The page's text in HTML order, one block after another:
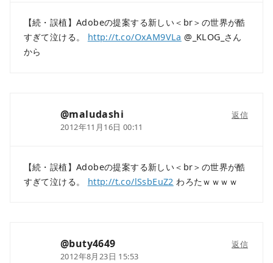
【続・誤植】Adobeの提案する新しい＜br＞の世界が酷
すぎて泣ける。 http://t.co/OxAM9VLa @_KLOG_さん
から
@maludashi
2012年11月16日 00:11
返信
【続・誤植】Adobeの提案する新しい＜br＞の世界が酷
すぎて泣ける。 http://t.co/lSsbEuZ2 わろたｗｗｗｗ
@buty4649
2012年8月23日 15:53
返信